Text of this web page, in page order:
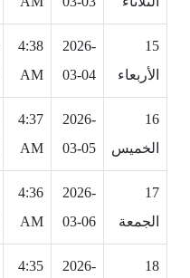
15
الأربعاء
2026-
03-04
4:38
AM
16
الخميس
2026-
03-05
4:37
AM
17
الجمعة
2026-
03-06
4:36
AM
18
2026-
4:35